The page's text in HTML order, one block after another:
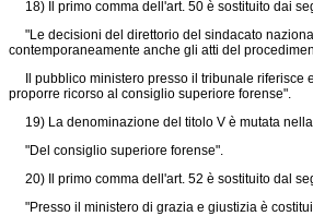
18) Il primo comma dell'art. 50 è sostituito dai
"Le decisioni del direttorio del sindacato
contemporaneamente anche gli atti del
Il pubblico ministero presso il tribunale riferisce
proporre ricorso al consiglio superiore forense".
19) La denominazione del titolo V è mutata
"Del consiglio superiore forense".
20) Il primo comma dell'art. 52 è sostituito dal
"Presso il ministero di grazia e giustizia è